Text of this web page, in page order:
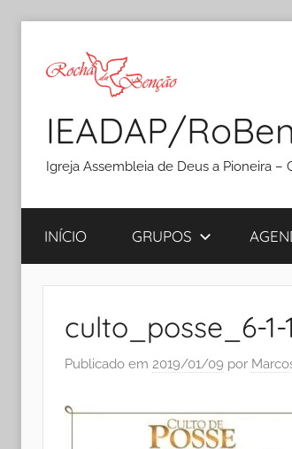
IEADAP/RoBen
Igreja Assembleia de Deus a Pioneira –
INÍCIO GRUPOS
culto_posse_6-1-
Publicado em 2019/01/09 por